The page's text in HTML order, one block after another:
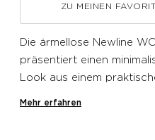
ZU MEINEN
Die ärmellose Newline
präsentiert einen
Look aus einem
Mehr erfahren